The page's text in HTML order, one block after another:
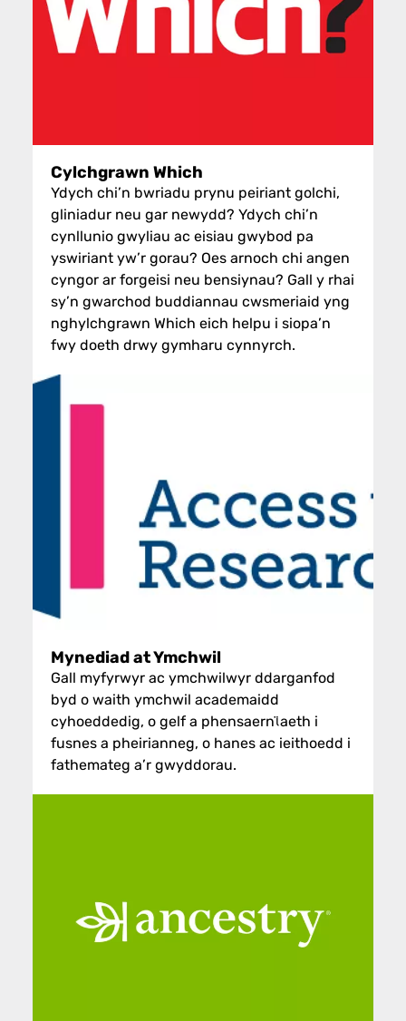
Cylchgrawn Which
Ydych chi’n bwriadu prynu peiriant golchi,
gliniadur neu gar newydd? Ydych chi’n
cynllunio gwyliau ac eisiau gwybod pa
yswiriant yw’r gorau? Oes arnoch chi angen
cyngor ar forgeisi neu bensiynau? Gall y rhai
sy’n gwarchod buddiannau cwsmeriaid yng
nghylchgrawn Which eich helpu i siopa’n
fwy doeth drwy gymharu cynnyrch.
Mynediad at Ymchwil
Gall myfyrwyr ac ymchwilwyr ddarganfod
byd o waith ymchwil academaidd
cyhoeddedig, o gelf a phensaernϊaeth i
fusnes a pheirianneg, o hanes ac ieithoedd i
fathemateg a’r gwyddorau.